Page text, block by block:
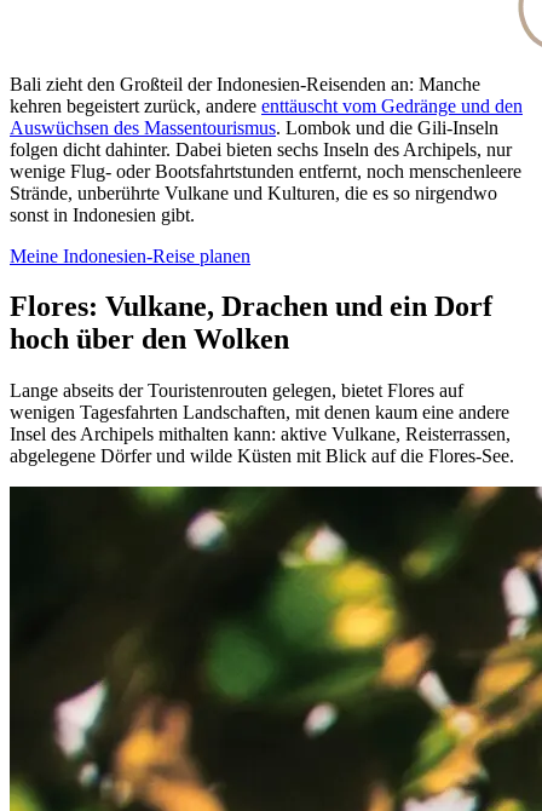
Bali zieht den Großteil der Indonesien-Reisenden an: Manche
kehren begeistert zurück, andere enttäuscht vom Gedränge und den
Auswüchsen des Massentourismus. Lombok und die Gili-Inseln
folgen dicht dahinter. Dabei bieten sechs Inseln des Archipels, nur
wenige Flug- oder Bootsfahrtstunden entfernt, noch menschenleere
Strände, unberührte Vulkane und Kulturen, die es so nirgendwo
sonst in Indonesien gibt.
Meine Indonesien-Reise planen
Flores: Vulkane, Drachen und ein Dorf
hoch über den Wolken
Lange abseits der Touristenrouten gelegen, bietet Flores auf
wenigen Tagesfahrten Landschaften, mit denen kaum eine andere
Insel des Archipels mithalten kann: aktive Vulkane, Reisterrassen,
abgelegene Dörfer und wilde Küsten mit Blick auf die Flores-See.